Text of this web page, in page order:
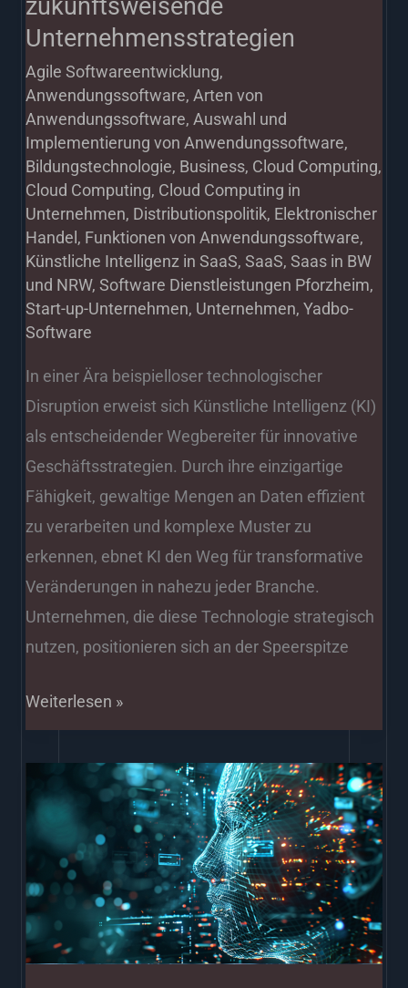
zukunftsweisende
Unternehmensstrategien
Agile Softwareentwicklung,
Anwendungssoftware,Arten von
Anwendungssoftware,Auswahl und
Implementierung von Anwendungssoftware,
Bildungstechnologie, Business, Cloud Computing,
Cloud Computing, Cloud Computing in
Unternehmen, Distributionspolitik, Elektronischer
Handel, Funktionen von Anwendungssoftware,
Künstliche Intelligenz in SaaS,SaaS,Saas in BW
und NRW,Software Dienstleistungen Pforzheim,
Start-up-Unternehmen, Unternehmen,Yadbo-
Software
In einer Ära beispielloser technologischer
Disruption erweist sich Künstliche Intelligenz (KI)
als entscheidender Wegbereiter für innovative
Geschäftsstrategien. Durch ihre einzigartige
Fähigkeit, gewaltige Mengen an Daten effizient
zu verarbeiten und komplexe Muster zu
erkennen, ebnet KI den Weg für transformative
Veränderungen in nahezu jeder Branche.
Unternehmen, die diese Technologie strategisch
nutzen, positionieren sich an der Speerspitze
Weiterlesen »
von
ExecuTorch
Alpha:
LLMs
auf
Edge-